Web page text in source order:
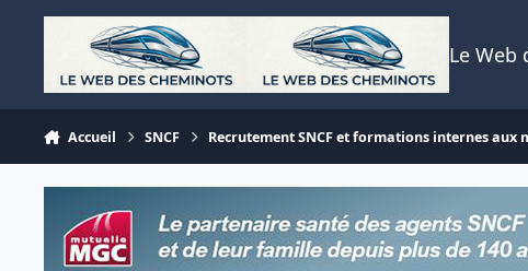
Aller au contenu
Le Web
Accueil SNCF Recrutement SNCF et formations internes aux